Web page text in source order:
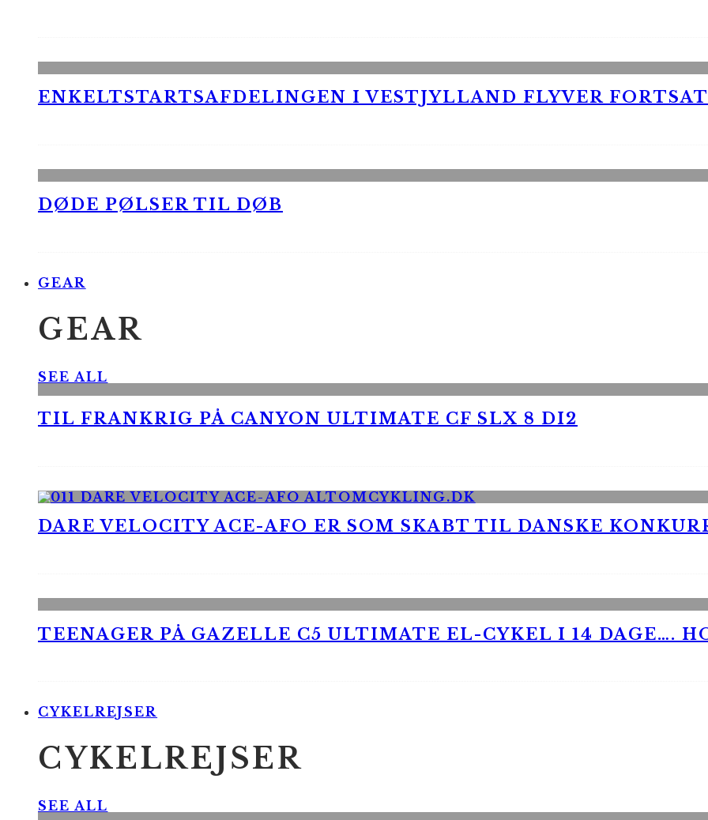
ENKELTSTARTSAFDELINGEN I VESTJYLLAND FLYVER
DØDE PØLSER TIL DØB
GEAR
GEAR
SEE ALL
TIL FRANKRIG PÅ CANYON ULTIMATE CF SLX 8 DI2
DARE VELOCITY ACE-AFO ER SOM SKABT TIL DANSKE
TEENAGER PÅ GAZELLE C5 ULTIMATE EL-CYKEL I 14 DAGE….
CYKELREJSER
CYKELREJSER
SEE ALL